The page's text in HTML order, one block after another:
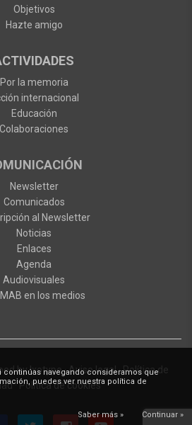
continúas navegando consideramos que
puedes ver nuestra política de
Saber más » Continuar »
Objetivos
Hazte amigo
Por la memoria
internacional
Educación
Colaboraciones
Newsletter
Comunicados
al Newsletter
Noticias
Enlaces
Agenda
Audiovisuales
en los medios
byIxotype·Aviso legal·Política de
·Política de cookies